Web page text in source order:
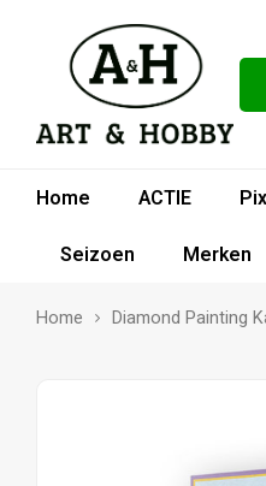
Home ACTIE
Seizoen
Merken
Home Diamond Painting